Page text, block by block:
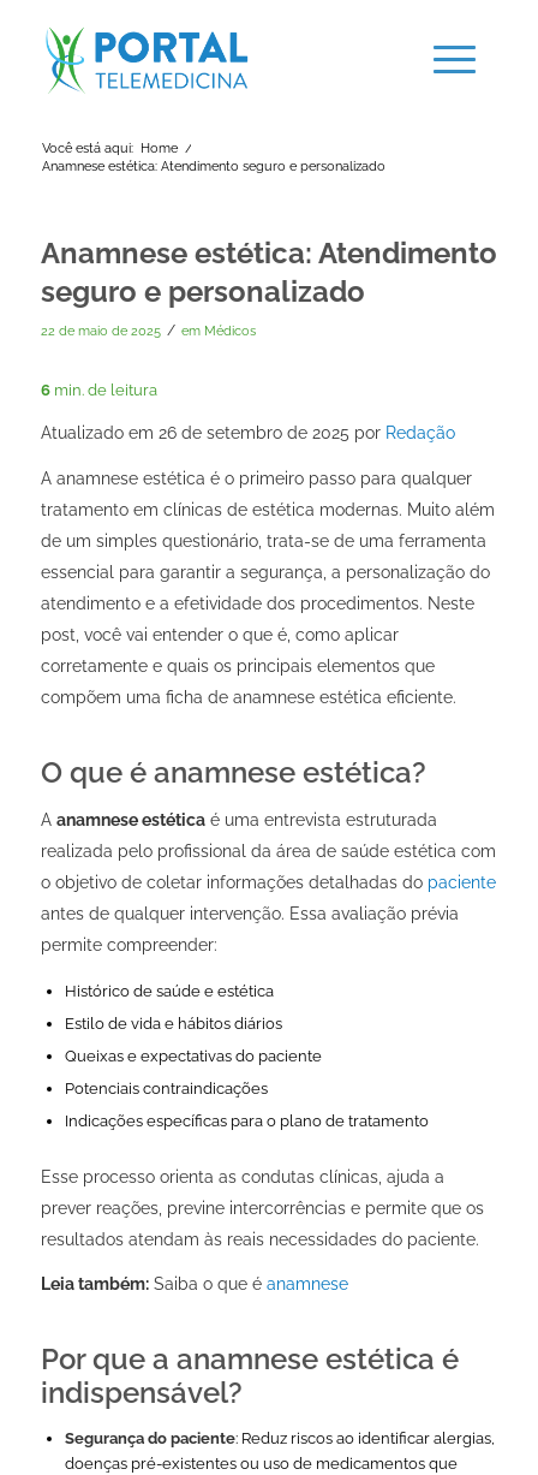
Você está aqui: Home /
Anamnese estética: Atendimento seguro e personalizado
Anamnese estética: Atendimento
seguro e personalizado
22 de maio de 2025 / em Médicos
6 min. de leitura
Atualizado em 26 de setembro de 2025 por Redação
A anamnese estética é o primeiro passo para qualquer
tratamento em clínicas de estética modernas. Muito além
de um simples questionário, trata-se de uma ferramenta
essencial para garantir a segurança, a personalização do
atendimento e a efetividade dos procedimentos. Neste
post, você vai entender o que é, como aplicar
corretamente e quais os principais elementos que
compõem uma ficha de anamnese estética eficiente.
O que é anamnese estética?
A anamnese estéticaé uma entrevista estruturada
realizada pelo profissional da área de saúde estética com
o objetivo de coletar informações detalhadas do paciente
antes de qualquer intervenção. Essa avaliação prévia
permite compreender:
Histórico de saúde e estética
Estilo de vida e hábitos diários
Queixas e expectativas do paciente
Potenciais contraindicações
Indicações específicas para o plano de tratamento
Esse processo orienta as condutas clínicas, ajuda a
prever reações, previne intercorrências e permite que os
resultados atendam às reais necessidades do paciente.
Leia também:Saiba o que é anamnese
Por que a anamnese estética é
indispensável?
Segurança do paciente: Reduz riscos ao identificar alergias,
doenças pré-existentes ou uso de medicamentos que